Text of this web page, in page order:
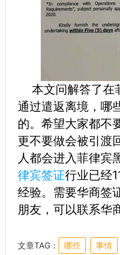
本文问解答了在
通过遣返离境，哪
的。希望大家都不
更不要做会被引渡
人都会进入菲律宾
律宾签证行业已经
经验。需要华商签
朋友，可以联系华
文章TAG： 哪些 事情